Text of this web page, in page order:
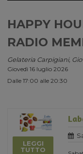
HAPPY
RADIO
Gelateria Carpigiani,
Giovedì 16 luglio 2026
Dalle 17:00 alle 20:30
LEGGI
TUTTO